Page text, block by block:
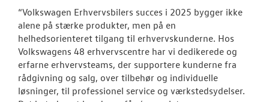
“Volkswagen Erhvervsbilers succes i 2025 bygger ikke
alene på stærke produkter, men på en
helhedsorienteret tilgang til erhvervskunderne. Hos
Volkswagens 48 erhvervscentre har vi dedikerede og
erfarne erhvervsteams, der supportere kunderne fra
rådgivning og salg, over tilbehør og individuelle
løsninger, til professionel service og værkstedsydelser.